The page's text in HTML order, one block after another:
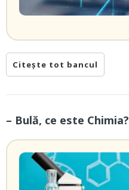
Citește tot bancul
– Bulă, ce este Chimia?